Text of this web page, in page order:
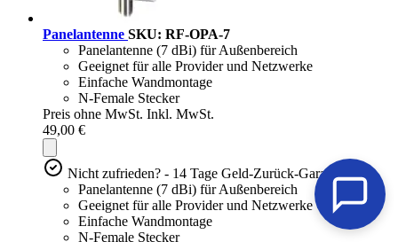
Panelantenne SKU: RF-OPA-7
Panelantenne (7 dBi) für Außenbereich
Geeignet für alle Provider und Netzwerke
Einfache Wandmontage
N-Female Stecker
Preis ohne MwSt. Inkl. MwSt.
49,00 €
Nicht zufrieden? - 14 Tage Geld-Zurück-Garantie
Panelantenne (7 dBi) für Außenbereich
Geeignet für alle Provider und Netzwerke
Einfache Wandmontage
N-Female Stecker